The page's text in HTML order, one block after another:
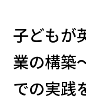
子どもが
業の構築
での実践